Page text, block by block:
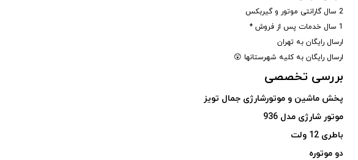
2 سال گارانتی موتور و گیربکس
1 سال خدمات پس از فروش *
ارسال رایگان به تهران
ارسال رایگان به کلیه شهرستانها 😲
بررسی تخصصی
پخش ماشین و موتورشارژی جمال تویز
موتور شارژی مدل 936
باطری 12 ولت
دو موتوره